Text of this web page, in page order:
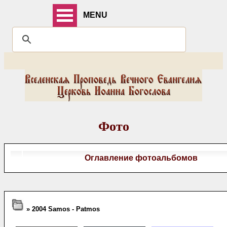
MENU
Фото
Оглавление фотоальбомов
» 2004 Samos - Patmos